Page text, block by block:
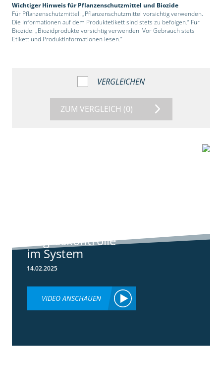
Wichtiger Hinweis für Pflanzenschutzmittel und Biozide
Für Pflanzenschutzmittel: „Pflanzenschutzmittel vorsichtig verwenden.
Die Informationen auf dem Produktetikett sind stets zu befolgen.“ Für
Biozide: „Biozidprodukte vorsichtig verwenden. Vor Gebrauch stets
Etikett und Produktinformationen lesen.“
VERGLEICHEN
ZUM VERGLEICH (0)
Ungraskontrolle
im System
14.02.2025
VIDEO ANSCHAUEN